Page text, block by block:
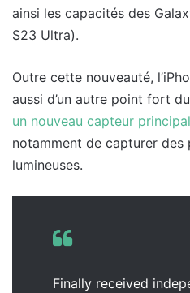
ainsi les capacités des
S23 Ultra).
Outre cette nouveauté,
aussi d’un autre point fort
un nouveau capteur principal
notamment de capturer
lumineuses.
Finally received